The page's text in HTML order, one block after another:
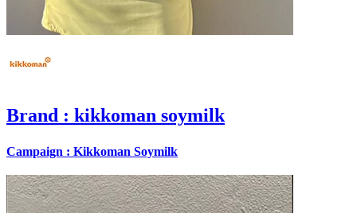
Brand : kikkoman soymilk
Campaign : Kikkoman Soymilk